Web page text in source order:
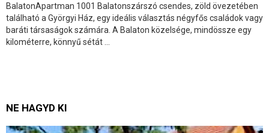
BalatonApartman 1001 Balatonszárszó csendes, zöld övezetében
található a Györgyi Ház, egy ideális választás négyfős családok vagy
baráti társaságok számára. A Balaton közelsége, mindössze egy
kilométerre, könnyű sétát ...
NE HAGYD KI